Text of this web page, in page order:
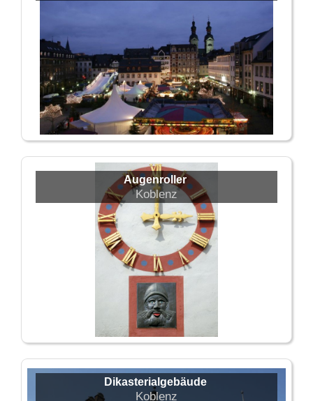
Augenroller
Koblenz
Dikasterialgebäude
Koblenz